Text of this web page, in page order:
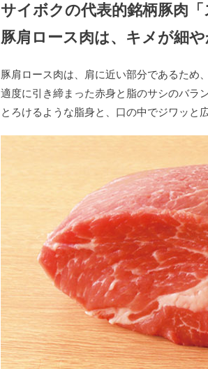
サイボクの代表的銘柄豚肉
豚肩ロース肉は、キメが細
豚肩ロース肉は、肩に近い部分であるため
適度に引き締まった赤身と脂のサシのバラ
とろけるような脂身と、口の中でジワッと